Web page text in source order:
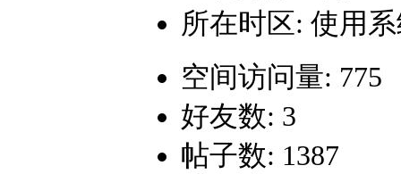
所在时区: 使用
空间访问量: 775
好友数: 3
帖子数: 1387